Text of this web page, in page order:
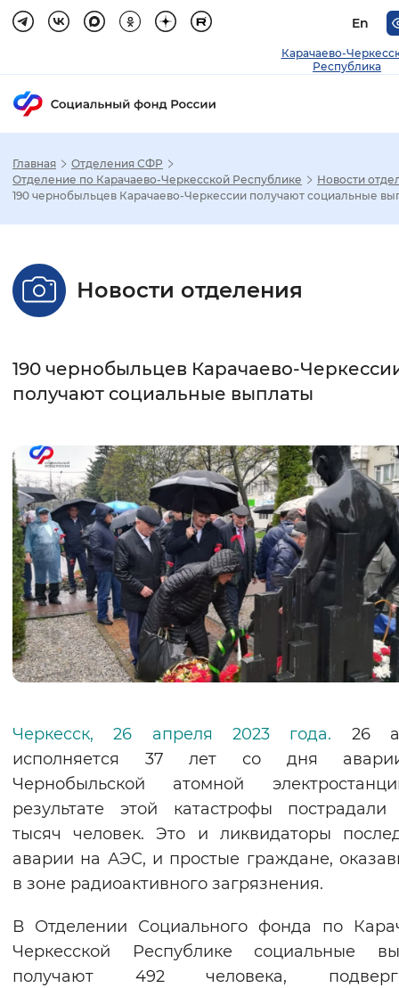
En
Карачаево-
Республика
Настройка режима отображения
Стандартный Увеличенный
Нормальный Увеличенный
Цвет сайта
Монохромный Инверсивный
Синий фон
Изображения
Включены Выключены
Воспроизвести
Вернуть стандартные настройки
Главная
Отделения СФР
Отделение по Карачаево-Черкесской Республике
Новости
190 чернобыльцев Карачаево-Черкессии получают социальные
Новости отделения
190 чернобыльцев Карачаево-
получают социальные выплаты
Черкесск, 26 апреля 2023 года. 26
исполняется 37 лет со дня
Чернобыльской атомной
результате этой катастрофы пострадали
тысяч человек. Это и ликвидаторы
аварии на АЭС, и простые граждане,
в зоне радиоактивного загрязнения.
В Отделении Социального фонда по
Черкесской Республике социальные
получают 492 человека,